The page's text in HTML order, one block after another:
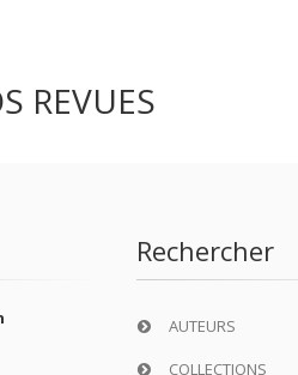
REVUES
Rechercher
AUTEURS
COLLECTIONS